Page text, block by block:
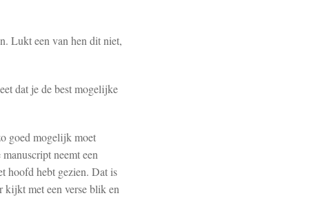
Lukt een van hen dit niet,
dat je de best mogelijke
goed mogelijk moet
neemt een
hoofd hebt gezien. Dat is
kijkt met een verse blik en